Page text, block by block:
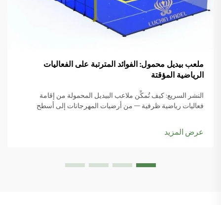
ملعب بيديل محمول: الفوائد المترتبة على الفعاليات
الرياضية المؤقتة
النشر السريع: كيف تُمكِّن ملاعب البيديل المحمولة من إقامة
فعاليات رياضية ظرفية — من أرضيات المهرجانات إلى أسطح
مكانٍ بدءًا من الشواطئ المزدحمة أثناء مواسم السياحة...
عرض المزيد